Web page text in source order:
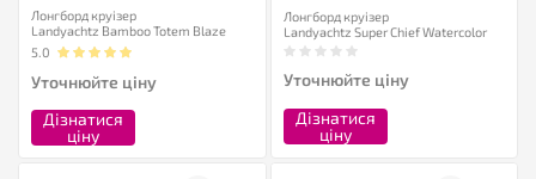
Лонгборд круізер
Landyachtz Bamboo Totem Blaze
5.0
Уточнюйте ціну
Дізнатися
ціну
Лонгборд круізер
Landyachtz Super Chief Watercolor
Уточнюйте ціну
Дізнатися
ціну